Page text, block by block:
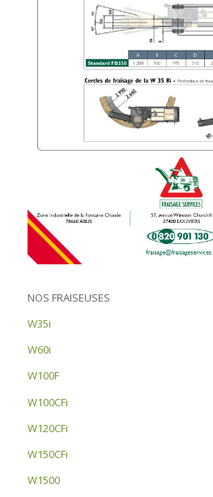
NOS FRAISEUSES
W35i
W60i
W100F
W100CFi
W120CFi
W150CFi
W1500